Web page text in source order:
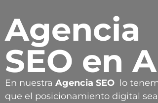
Agencia
SEO en
En nuestra Agencia SEO lo
que el posicionamiento digital